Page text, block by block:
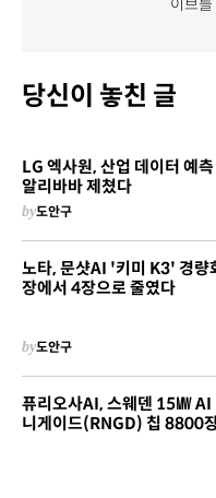
이브
당신이 놓친 글
LG 엑사원, 산업 데이터 예
알리바바 제쳤다
by도안구
노타, 문샷AI '키미 K3' 경
장에서 4장으로 줄였다
by도안구
퓨리오사AI, 스웨덴 15㎿ AI
니게이드(RNGD) 칩 8800